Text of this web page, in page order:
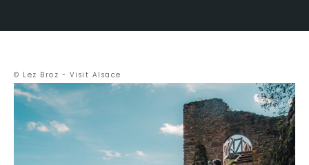
© Lez Broz - Visit Alsace